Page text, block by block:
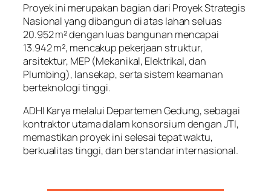
Proyek ini merupakan bagian dari Proyek Strategis
Nasional yang dibangun di atas lahan seluas
20.952 m² dengan luas bangunan mencapai
13.942 m², mencakup pekerjaan struktur,
arsitektur, MEP (Mekanikal, Elektrikal, dan
Plumbing), lansekap, serta sistem keamanan
berteknologi tinggi.
ADHI Karya melalui Departemen Gedung, sebagai
kontraktor utama dalam konsorsium dengan JTI,
memastikan proyek ini selesai tepat waktu,
berkualitas tinggi, dan berstandar internasional.